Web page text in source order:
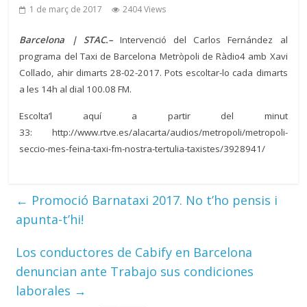
1 de març de 2017 2404 Views
Barcelona | STAC.– Intervenció del Carlos Fernández al
programa del Taxi de Barcelona Metròpoli de Ràdio4 amb Xavi
Collado, ahir dimarts 28-02-2017. Pots escoltar-lo cada dimarts
a les 14h al dial 100.08 FM.
Escolta’l aquí a partir del minut
33: http://www.rtve.es/alacarta/audios/metropoli/metropoli-
seccio-mes-feina-taxi-fm-nostra-tertulia-taxistes/3928941/
← Promoció Barnataxi 2017. No t’ho pensis i
apunta-t’hi!
Los conductores de Cabify en Barcelona
denuncian ante Trabajo sus condiciones
laborales →